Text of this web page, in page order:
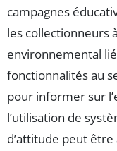
campagnes
les collectionneurs
environnemental
fonctionnalités au
pour informer sur
l’utilisation de
d’attitude peut